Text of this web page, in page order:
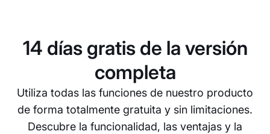
nosotros y haremos todo lo posible por ayudarte.
14 días gratis de la versión
completa
Utiliza todas las funciones de nuestro producto
de forma totalmente gratuita y sin limitaciones.
Descubre la funcionalidad, las ventajas y la